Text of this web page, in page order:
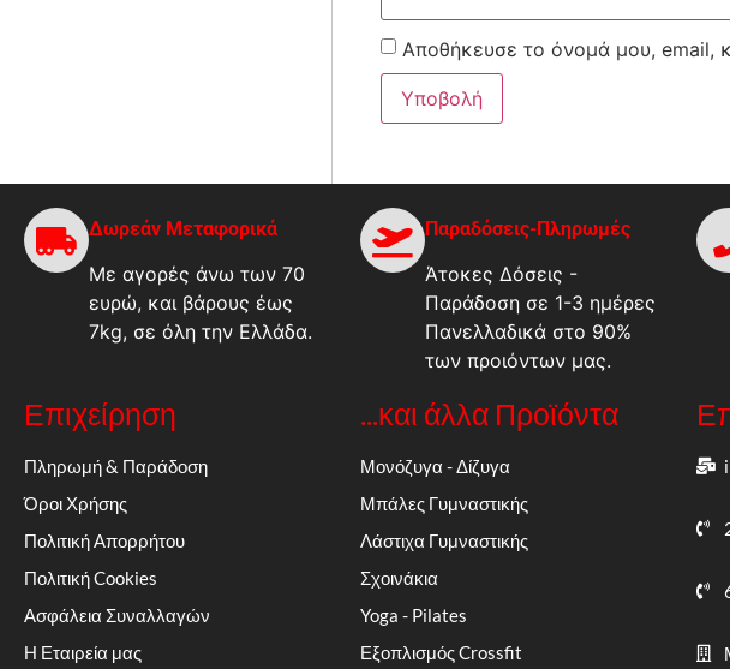
Αποθήκευσε το όνομά μου, email,
Δωρεάν Μεταφορικά
Με αγορές άνω των 70
ευρώ, και βάρους έως
7kg, σε όλη την Ελλάδα.
Παραδόσεις-Πληρωμές
Άτοκες Δόσεις -
Παράδοση σε 1-3 ημέρες
Πανελλαδικά στο 90%
των προιόντων μας.
Επιχείρηση
Πληρωμή & Παράδοση
Όροι Χρήσης
Πολιτική Απορρήτου
Πολιτική Cookies
Ασφάλεια Συναλλαγών
Η Εταιρεία μας
...και άλλα Προϊόντα
Μονόζυγα - Δίζυγα
Μπάλες Γυμναστικής
Λάστιχα Γυμναστικής
Σχοινάκια
Yoga - Pilates
Εξοπλισμός Crossfit